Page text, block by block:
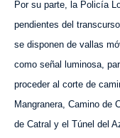
Por su parte, la Policía
pendientes del
se disponen de vallas
como señal luminosa,
proceder al corte de
Mangranera, Camino de
de Catral y el Túnel del